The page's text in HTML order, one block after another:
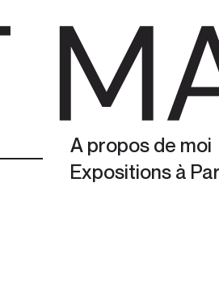
A propos de moi
Expositions à